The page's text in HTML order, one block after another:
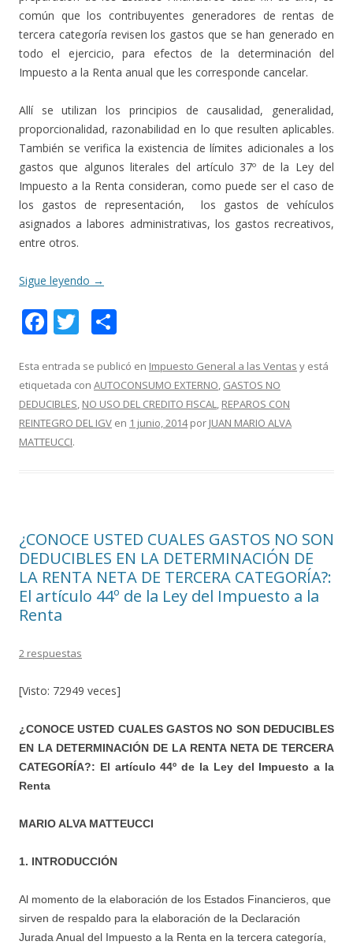
común que los contribuyentes generadores de rentas de
tercera categoría revisen los gastos que se han generado en
todo el ejercicio, para efectos de la determinación del
Impuesto a la Renta anual que les corresponde cancelar.
Allí se utilizan los principios de causalidad, generalidad,
proporcionalidad, razonabilidad en lo que resulten aplicables.
También se verifica la existencia de límites adicionales a los
gastos que algunos literales del artículo 37º de la Ley del
Impuesto a la Renta consideran, como puede ser el caso de
los gastos de representación, los gastos de vehículos
asignados a labores administrativas, los gastos recreativos,
entre otros.
Sigue leyendo →
F
e
b
o
o
T
itt
er
m
p
ar
Esta entrada se publicó en Impuesto General a las Ventas y está
etiquetada con AUTOCONSUMO EXTERNO, GASTOS NO
DEDUCIBLES, NO USO DEL CREDITO FISCAL, REPAROS CON
REINTEGRO DEL IGV en 1 junio, 2014por JUAN MARIO ALVA
MATTEUCCI.
¿CONOCE USTED CUALES GASTOS NO SON
DEDUCIBLES EN LA DETERMINACIÓN DE
LA RENTA NETA DE TERCERA CATEGORÍA?:
El artículo 44º de la Ley del Impuesto a la
Renta
2 respuestas
[Visto: 72949 veces]
¿CONOCE USTED CUALES GASTOS NO SON DEDUCIBLES
EN LA DETERMINACIÓN DE LA RENTA NETA DE TERCERA
CATEGORÍA?: El artículo 44º de la Ley del Impuesto a la
Renta
MARIO ALVA MATTEUCCI
1. INTRODUCCIÓN
Al momento de la elaboración de los Estados Financieros, que
sirven de respaldo para la elaboración de la Declaración
Jurada Anual del Impuesto a la Renta en la tercera categoría,